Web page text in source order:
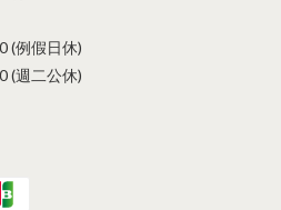
(例假日休)
(週二公休)